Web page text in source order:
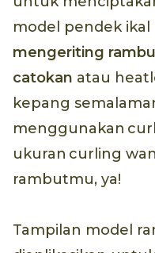
model pendek ikal
mengeriting
catokan atau
kepang
menggunakan
ukuran curling
rambutmu, ya!
Tampilan model